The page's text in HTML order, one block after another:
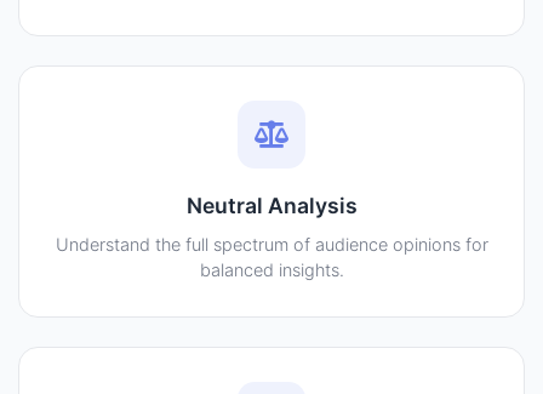
Neutral Analysis
Understand the full spectrum of audience opinions for
balanced insights.